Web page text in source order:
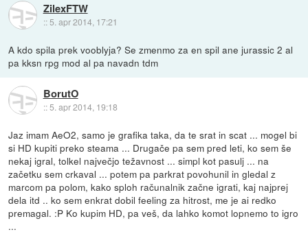
ZilexFTW
:: 5. apr 2014, 17:21
A kdo spila prek vooblyja? Se zmenmo za en spil ane jurassic 2 al
pa kksn rpg mod al pa navadn tdm
BorutO
::5. apr 2014, 19:18
Jaz imam AeO2, samo je grafika taka, da te srat in scat ... mogel bi
si HD kupiti preko steama ... Drugače pa sem pred leti, ko sem še
nekaj igral, tolkel največjo težavnost ... simpl kot pasulj ... na
začetku sem crkaval ... potem pa parkrat povohunil in gledal z
marcom pa polom, kako sploh računalnik začne igrati, kaj najprej
dela itd .. ko sem enkrat dobil feeling za hitrost, me je ai redko
premagal. :P Ko kupim HD, pa veš, da lahko komot lopnemo to igro
...